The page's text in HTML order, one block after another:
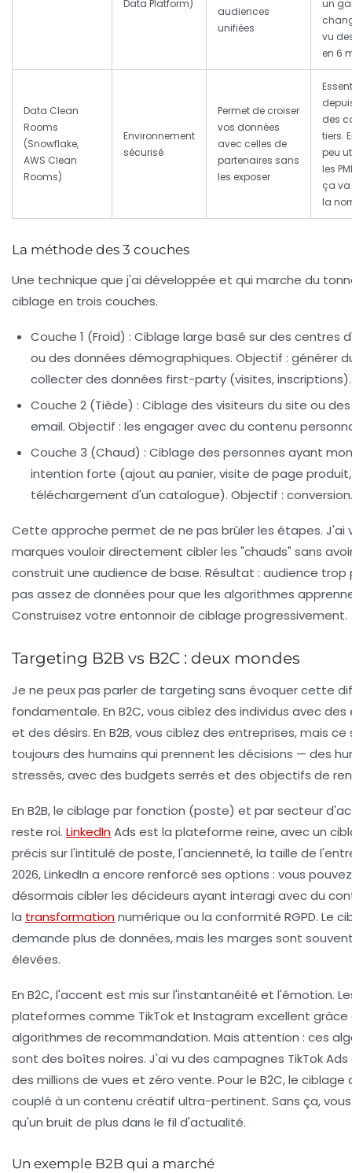
Data Platform)
audiences
unifiées
un
vu
en 6
Data Clean
Rooms
(Snowflake,
AWS Clean
Rooms)
Environnement
sécurisé
Permet de croiser
vos données
avec celles de
partenaires sans
les exposer
des
tiers.
peu
les
ça va
la
La méthode des 3 couches
Une technique que j'ai développée et qui marche du
ciblage en trois couches.
Couche 1 (Froid) : Ciblage large basé sur des centres
ou des données démographiques. Objectif : générer
collecter des données first-party (visites, inscriptions).
Couche 2 (Tiède) : Ciblage des visiteurs du site ou
email. Objectif : les engager avec du contenu
Couche 3 (Chaud) : Ciblage des personnes ayant
intention forte (ajout au panier, visite de page produit,
téléchargement d'un catalogue). Objectif : conversion.
Cette approche permet de ne pas brûler les étapes. J'ai
marques vouloir directement cibler les "chauds" sans
construit une audience de base. Résultat : audience
pas assez de données pour que les algorithmes
Construisez votre entonnoir de ciblage progressivement.
Targeting B2B vs B2C : deux mondes
Je ne peux pas parler de targeting sans évoquer cette
fondamentale. En B2C, vous ciblez des individus avec
et des désirs. En B2B, vous ciblez des entreprises, mais ce
toujours des humains qui prennent les décisions — des
stressés, avec des budgets serrés et des objectifs de
En B2B, le ciblage par fonction (poste) et par secteur
reste roi. LinkedInAds est la plateforme reine, avec un
précis sur l'intitulé de poste, l'ancienneté, la taille de
2026, LinkedIn a encore renforcé ses options : vous pouvez
désormais cibler les décideurs ayant interagi avec du
la transformationnumérique ou la conformité RGPD. Le
demande plus de données, mais les marges sont
élevées.
En B2C, l'accent est mis sur l'instantanéité et l'émotion.
plateformes comme TikTok et Instagram excellent grâce
algorithmes de recommandation. Mais attention : ces
sont des boîtes noires. J'ai vu des campagnes TikTok
des millions de vues et zéro vente. Pour le B2C,le ciblage
couplé à un contenu créatif ultra-pertinent. Sans ça,
qu'un bruit de plus dans le fil d'actualité.
Un exemple B2B qui a marché